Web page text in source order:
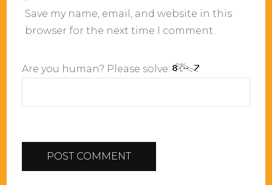
Save my name, email, and website in this
browser for the next time I comment.
Are you human? Please solve: